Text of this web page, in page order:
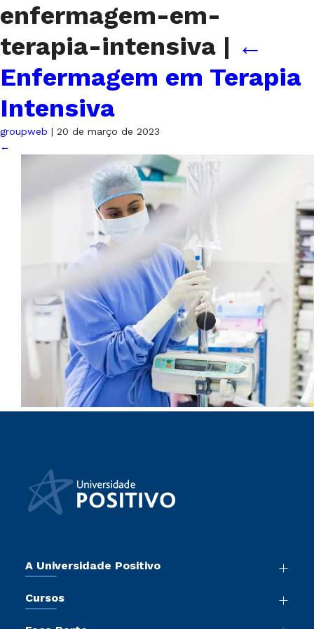
enfermagem-em-
terapia-intensiva | ←
Enfermagem em Terapia
Intensiva
groupweb | 20 de março de 2023
←
A Universidade Positivo
Sala de Imprensa
Cursos